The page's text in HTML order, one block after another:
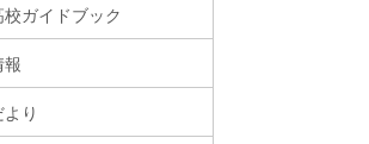
ガイドブック
報
り